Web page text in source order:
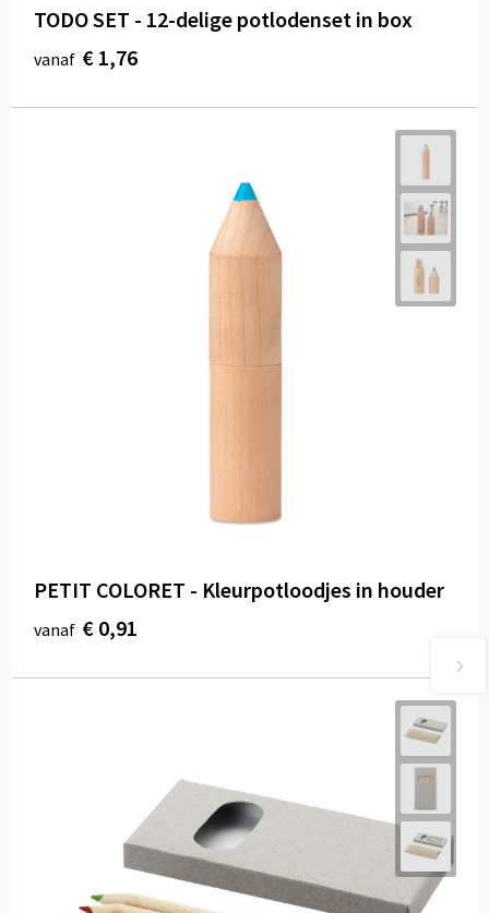
TODO SET - 12-delige potlodenset in box
vanaf € 1,76
PETIT COLORET - Kleurpotloodjes in houder
vanaf € 0,91